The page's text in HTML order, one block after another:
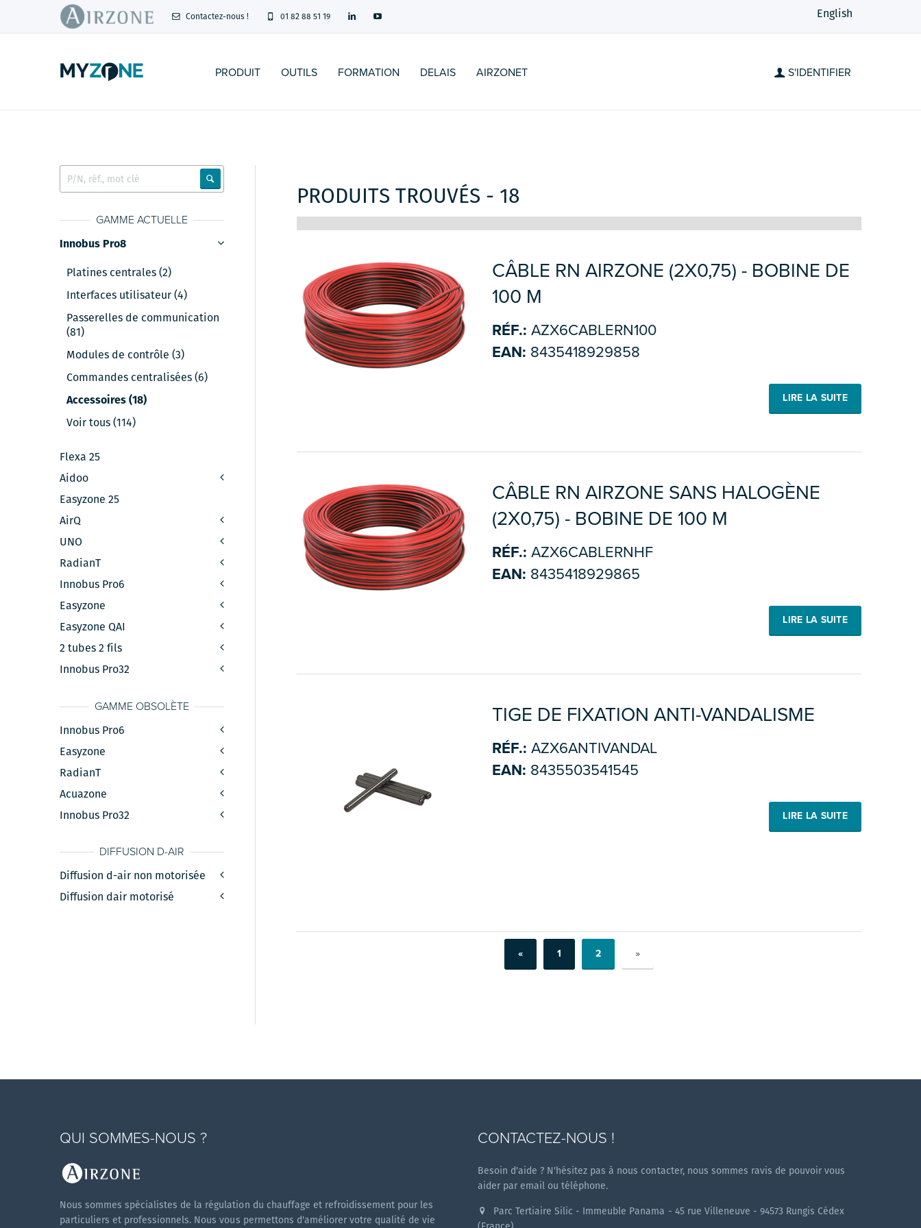
Contactez-nous ! 01 82 88 51 19 English
PRODUIT OUTILS FORMATION DELAIS AIRZONET S'IDENTIFIER
PRODUITS TROUVÉS - 18
CÂBLE RN AIRZONE (2X0,75) - BOBINE DE
100 M
RÉF.: AZX6CABLERN100
EAN: 8435418929858
LIRE LA SUITE
CÂBLE RN AIRZONE SANS HALOGÈNE
(2X0,75) - BOBINE DE 100 M
RÉF.: AZX6CABLERNHF
EAN: 8435418929865
LIRE LA SUITE
TIGE DE FIXATION ANTI-VANDALISME
RÉF.: AZX6ANTIVANDAL
EAN: 8435503541545
LIRE LA SUITE
« 1 2 »
GAMME ACTUELLE
Innobus Pro8
Platines centrales (2)
Interfaces utilisateur (4)
Passerelles de communication
(81)
Modules de contrôle (3)
Commandes centralisées (6)
Accessoires (18)
Voir tous (114)
Flexa 25
Aidoo
Easyzone 25
AirQ
UNO
RadianT
Innobus Pro6
Easyzone
Easyzone QAI
2 tubes 2 fils
Innobus Pro32
GAMME OBSOLÈTE
Innobus Pro6
Easyzone
RadianT
Acuazone
Innobus Pro32
DIFFUSION D-AIR
Diffusion d-air non motorisée
Diffusion dair motorisé
QUI SOMMES-NOUS ?
Nous sommes spécialistes de la régulation du chauffage et refroidissement pour les
particuliers et professionnels. Nous vous permettons d'améliorer votre qualité de vie
CONTACTEZ-NOUS !
Besoin d'aide ? N'hésitez pas à nous contacter, nous sommes ravis de pouvoir vous
aider par email ou téléphone.
Parc Tertiaire Silic - Immeuble Panama - 45 rue Villeneuve - 94573 Rungis Cédex